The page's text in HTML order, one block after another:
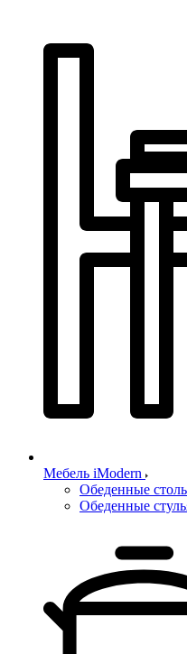
Мебель iModern
Обеденные
Обеденные